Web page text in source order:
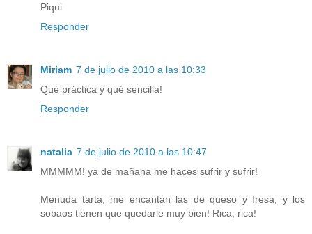
Piqui
Responder
Miriam 7 de julio de 2010 a las 10:33
Qué práctica y qué sencilla!
Responder
natalia 7 de julio de 2010 a las 10:47
MMMMM! ya de mañana me haces sufrir y sufrir!
Menuda tarta, me encantan las de queso y fresa, y los
sobaos tienen que quedarle muy bien! Rica, rica!